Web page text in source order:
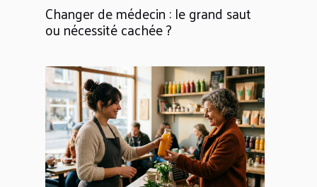
Changer de médecin : le grand saut
ou nécessité cachée ?